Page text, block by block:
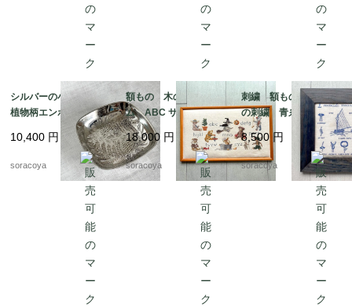
シルバーの小物入れ
植物柄エンボス gelb
社製 シルバープレー
ト 12otec11
10,400 円
soracoya
額もの 木のフレー
ム ABC サンプラー
くま クロスステッ
チ 図案 クマの物
語 12oter11
18,000 円
soracoya
刺繍 額もの ヨット
の刺繍 青糸 青フレ
ーム 12otdg45-2
8,500円
soracoya